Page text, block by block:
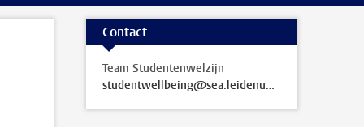
Contact
Team Studentenwelzijn
studentwellbeing@sea.leidenuniv.nl